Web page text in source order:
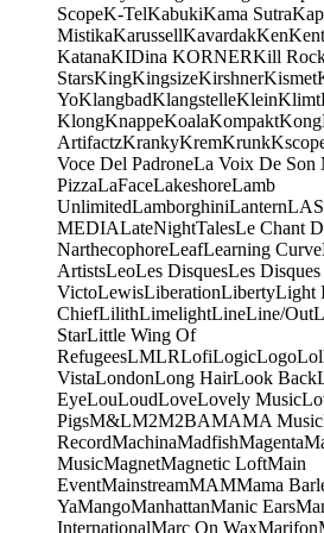
ScopeK-TelKabukiKama Sutra
MistikaKarussellKavardakKenKent
KatanaKIDina KORNERKill
StarsKingKingsizeKirshnerKismet
YoKlangbadKlangstelleKleinKlimt
KlongKnappeKoalaKompaktKong
ArtifactzKrankyKremKrunk
Voce Del PadroneLa Voix De Son
PizzaLaFaceLakeshoreLamb
UnlimitedLamborghiniLantern
MEDIALateNightTalesLe Chant
NarthecophoreLeafLearning Curve
ArtistsLeoLes DisquesLes
VictoLewisLiberationLibertyLight
ChiefLilithLimelightLineLine/
StarLittle Wing Of
RefugeesLMLRLofiLogicLogo
VistaLondonLong HairLook Back
EyeLouLoudLoveLovely Music
PigsM&LM2M2BAMAMA Music
RecordMachinaMadfishMagenta
MusicMagnetMagnetic LoftMain
EventMainstreamMAMMama
YaMangoManhattanManic Ears
InternationalMarc On WaxMarifon